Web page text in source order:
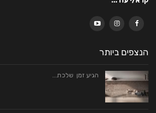
הנצפים ביותר
הגיע זמן שלכת…